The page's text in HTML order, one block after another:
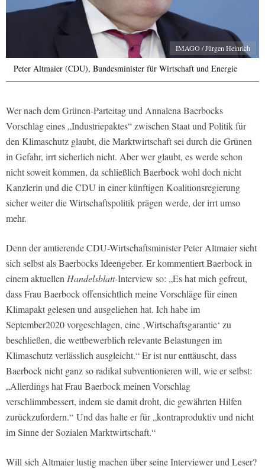
IMAGO / Jürgen Heinrich
Peter Altmaier (CDU), Bundesminister für Wirtschaft und Energie
Wer nach dem Grünen-Parteitag und Annalena Baerbocks
Vorschlag eines „Industriepaktes“ zwischen Staat und Politik für
den Klimaschutz glaubt, die Marktwirtschaft sei durch die Grünen
in Gefahr, irrt sicherlich nicht. Aber wer glaubt, es werde schon
nicht soweit kommen, da schließlich Baerbock wohl doch nicht
Kanzlerin und die CDU in einer künftigen Koalitionsregierung
sicher weiter die Wirtschaftspolitik prägen werde, der irrt umso
mehr.
Denn der amtierende CDU-Wirtschaftsminister Peter Altmaier sieht
sich selbst als Baerbocks Ideengeber. Er kommentiert Baerbock in
einem aktuellenHandelsblatt-Interview so: „Es hat mich gefreut,
dass Frau Baerbock offensichtlich meine Vorschläge für einen
Klimapakt gelesen und ausgeliehen hat. Ich habe im
September2020 vorgeschlagen, eine ‚Wirtschaftsgarantie‘ zu
beschließen, die wettbewerblich relevante Belastungen im
Klimaschutz verlässlich ausgleicht.“ Er ist nur enttäuscht, dass
Baerbock nicht ganz so radikal subventionieren will, wie er selbst:
„Allerdings hat Frau Baerbock meinen Vorschlag
verschlimmbessert, indem sie damit droht, die gewährten Hilfen
zurückzufordern.“ Und das halte er für „kontraproduktiv und nicht
im Sinne der Sozialen Marktwirtschaft.“
Will sich Altmaier lustig machen über seine Interviewer und Leser?